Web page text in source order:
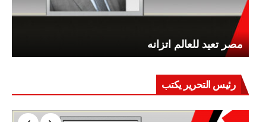
مصر تعيد للعالم اتزانه
رئيس التحرير يكتب